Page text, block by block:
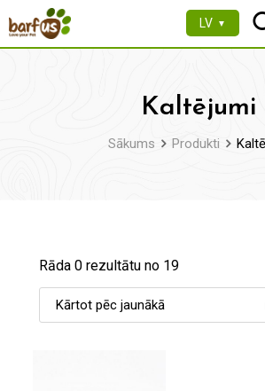
uz
LV ▼
Kaltējumi
Sākums Produkti
Rāda 0 rezultātu no 19